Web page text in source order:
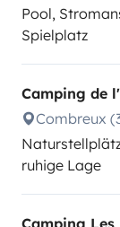
Pool,
Spielplatz
Camping de
Combreux
ruhige Lage
Camping